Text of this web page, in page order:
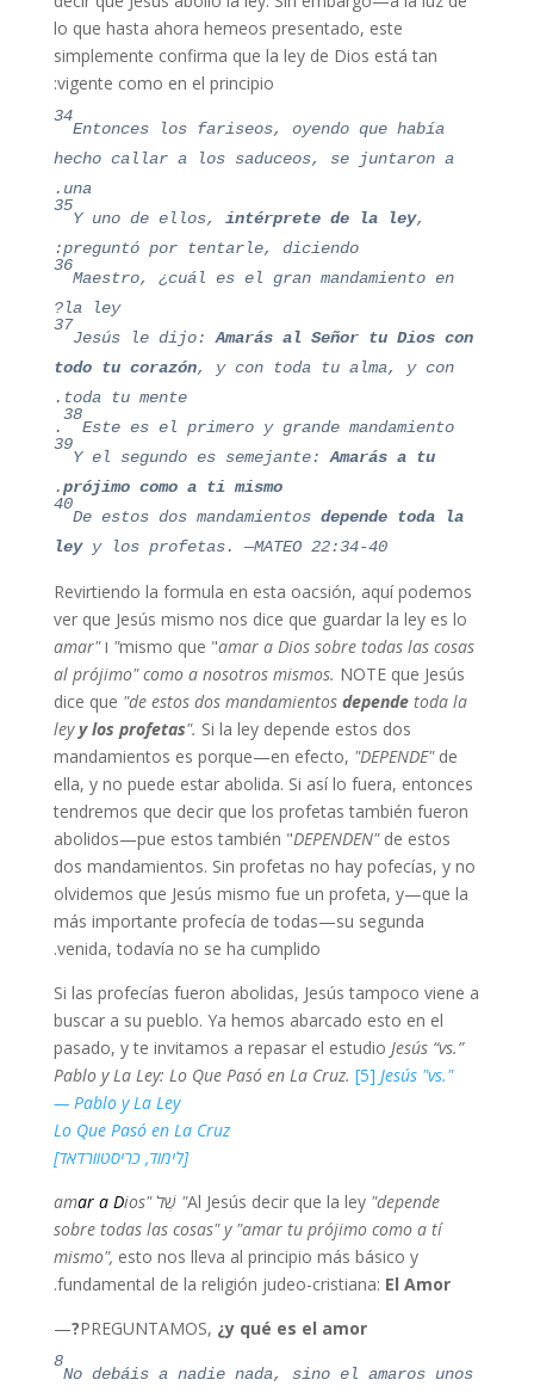
lo que hasta ahora hemeos presentado, este
simplemente confirma que la ley de Dios está tan
vigente como en el principio:
34
Entonces los fariseos, oyendo que había
hecho callar a los saduceos, se juntaron a
una.
35
Y uno de ellos, intérprete de la ley,
preguntó por tentarle, diciendo:
36
Maestro, ¿cuál es el gran mandamiento en
la ley?
37
Jesús le dijo:Amarás al Señor tu Dios con
todo tu corazón, y con toda tu alma, y con
toda tu mente.
38
Este es el primero y grande mandamiento.
39
Y el segundo es semejante:Amarás a tu
prójimo como a ti mismo
.
40
De estos dos mandamientos depende toda la
leyy los profetas. —MATEO 22:34-40
Revirtiendo la formula en esta oacsión, aquí podemos
ver que Jesús mismo nos dice que guardar la ley es lo
mismo que "amar a Dios sobre todas las cosas" ו "amar
al prójimo" como a nosotros mismos. NOTE que Jesús
dice que "de estos dos mandamientos dependetoda la
leyy los profetas". Si la ley depende estos dos
mandamientos es porque—en efecto, "DEPENDE"de
ella, y no puede estar abolida. Si así lo fuera, entonces
tendremos que decir que los profetas también fueron
abolidos—pue estos también "DEPENDEN"de estos
dos mandamientos. Sin profetas no hay pofecías, y no
olvidemos que Jesús mismo fue un profeta, y—que la
más importante profecía de todas—su segunda
venida, todavía no se ha cumplido.
Si las profecías fueron abolidas, Jesús tampoco viene a
buscar a su pueblo. Ya hemos abarcado esto en el
pasado, y te invitamos a repasar el estudio Jesús “vs.”
Pablo y La Ley: Lo Que Pasó en La Cruz. [5] Jesús "vs."
Pablo y La Ley —
Lo Que Pasó en La Cruz
[לימוד, כריסטוורדאד]
Al Jesús decir que la ley "depende" שֶׁל"am
ar a Dios
sobre todas las cosas" y "amar tu prójimo como a tí
mismo", esto nos lleva al principio más básico y
fundamental de la religión judeo-cristiana: El Amor
.
PREGUNTAMOS, ¿y qué es el amor?
—
8
No debáis a nadie nada, sino el amaros unos